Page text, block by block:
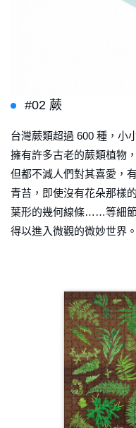
#02 蕨
台灣蕨類超過 600 種，小
擁有許多古老的蕨類植物
但都不減人們對其喜愛，
青苔，即使沒有花朵那樣
葉形的幾何線條……等細
得以進入微觀的微妙世界。